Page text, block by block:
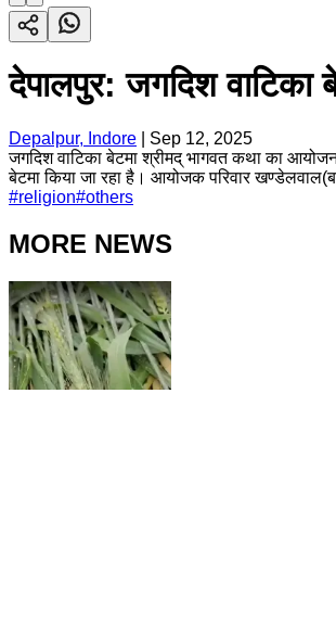
देपालपुर: जगदिश
Depalpur, Indore
Sep 12, 2025
जगदिश वाटिका बेटमा श्रीमद् भागवत कथा का
बेटमा किया जा रहा है। आयोजक परिवार
#religion#others
MORE NEWS